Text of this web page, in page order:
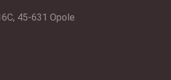
45-631 Opole